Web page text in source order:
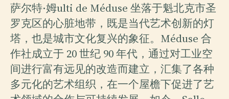
萨尔特·姆ulti de Méduse 坐落于魁北克市圣
罗克区的心脏地带，既是当代艺术创新的灯
塔，也是城市文化复兴的象征。Méduse 合
作社成立于 20 世纪 90 年代，通过对工业空
间进行富有远见的改造而建立，汇集了各种
多元化的艺术组织，在一个屋檐下促进了艺